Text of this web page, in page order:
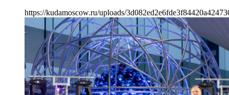
https://kudamoscow.ru/uploads/